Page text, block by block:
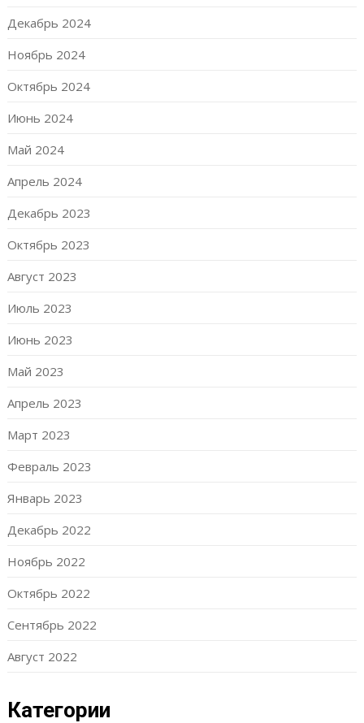
Декабрь 2024
Ноябрь 2024
Октябрь 2024
Июнь 2024
Май 2024
Апрель 2024
Декабрь 2023
Октябрь 2023
Август 2023
Июль 2023
Июнь 2023
Май 2023
Апрель 2023
Март 2023
Февраль 2023
Январь 2023
Декабрь 2022
Ноябрь 2022
Октябрь 2022
Сентябрь 2022
Август 2022
Категории